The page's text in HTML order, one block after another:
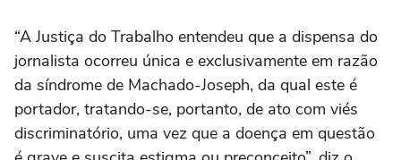
“A Justiça do Trabalho entendeu que a dispensa do
jornalista ocorreu única e exclusivamente em razão
da síndrome de Machado-Joseph, da qual este é
portador, tratando-se, portanto, de ato com viés
discriminatório, uma vez que a doença em questão